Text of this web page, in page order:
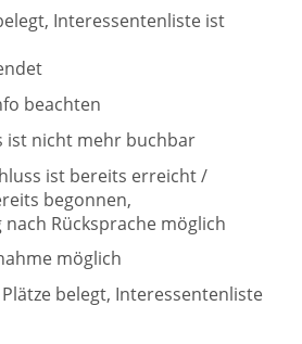
Interessentenliste ist
beachten
ist nicht mehr buchbar
ist bereits erreicht /
begonnen,
Rücksprache möglich
möglich
belegt, Interessentenliste